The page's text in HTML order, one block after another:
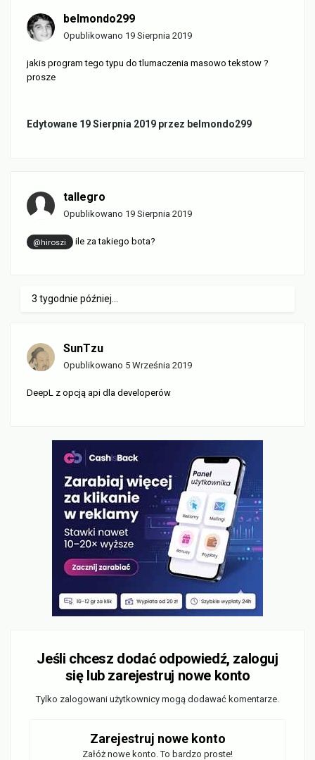
belmondo299
Opublikowano 19 Sierpnia 2019
jakis program tego typu do tlumaczenia masowo tekstow ?
prosze
Edytowane 19 Sierpnia 2019 przez belmondo299
tallegro
Opublikowano 19 Sierpnia 2019
@hiroszi ile za takiego bota?
3 tygodnie później...
SunTzu
Opublikowano 5 Września 2019
DeepL z opcją api dla developerów
Jeśli chcesz dodać odpowiedź, zaloguj
się lub zarejestruj nowe konto
Tylko zalogowani użytkownicy mogą dodawać komentarze.
Zarejestruj nowe konto
Załóż nowe konto. To bardzo proste!